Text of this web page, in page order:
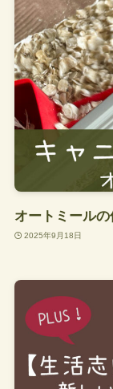
オートミール
2025年9月18日